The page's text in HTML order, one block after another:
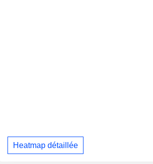
Heatmap détaillée